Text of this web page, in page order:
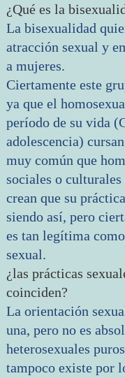
¿Qué es la
La bisexualidad
atracción sexual y
a mujeres.
Ciertamente este
ya que el
período de su vida
adolescencia)
muy común que
sociales o
crean que su
siendo así, pero
es tan legítima
sexual.
¿las prácticas
coinciden?
La orientación
una, pero no es
heterosexuales
tampoco existe por